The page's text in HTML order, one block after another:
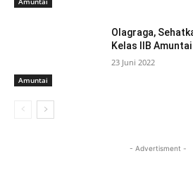
Amuntai
Olagraga,
Kelas IIB Amuntai
23 Juni 2022
- Advertisment -